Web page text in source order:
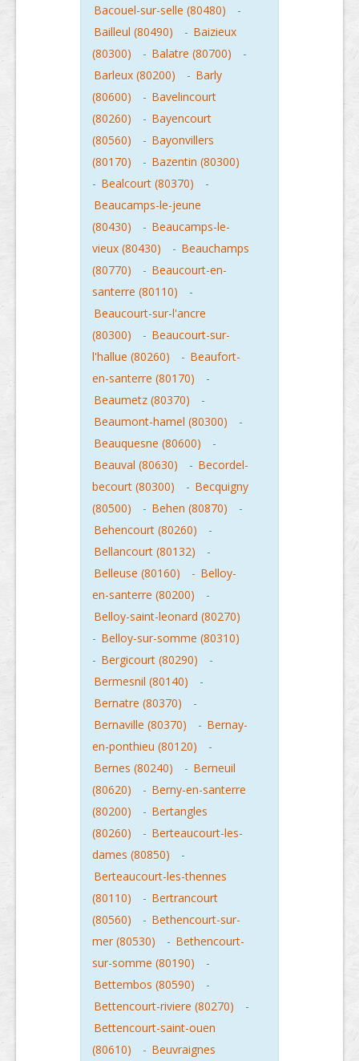
Bacouel-sur-selle (80480)
-
Bailleul (80490)
- Baizieux
(80300)
- Balatre (80700)
-
Barleux (80200)
- Barly
(80600)
- Bavelincourt
(80260)
- Bayencourt
(80560)
- Bayonvillers
(80170)
- Bazentin (80300)
- Bealcourt (80370)
-
Beaucamps-le-jeune
(80430)
- Beaucamps-le-
vieux (80430)
- Beauchamps
(80770)
- Beaucourt-en-
santerre (80110)
-
Beaucourt-sur-l'ancre
(80300)
- Beaucourt-sur-
l'hallue (80260)
- Beaufort-
en-santerre (80170)
-
Beaumetz (80370)
-
Beaumont-hamel (80300)
-
Beauquesne (80600)
-
Beauval (80630)
- Becordel-
becourt (80300)
- Becquigny
(80500)
- Behen (80870)
-
Behencourt (80260)
-
Bellancourt (80132)
-
Belleuse (80160)
- Belloy-
en-santerre (80200)
-
Belloy-saint-leonard (80270)
- Belloy-sur-somme (80310)
- Bergicourt (80290)
-
Bermesnil (80140)
-
Bernatre (80370)
-
Bernaville (80370)
- Bernay-
en-ponthieu (80120)
-
Bernes (80240)
- Berneuil
(80620)
- Berny-en-santerre
(80200)
- Bertangles
(80260)
- Berteaucourt-les-
dames (80850)
-
Berteaucourt-les-thennes
(80110)
- Bertrancourt
(80560)
- Bethencourt-sur-
mer (80530)
- Bethencourt-
sur-somme (80190)
-
Bettembos (80590)
-
Bettencourt-riviere (80270)
-
Bettencourt-saint-ouen
(80610)
- Beuvraignes